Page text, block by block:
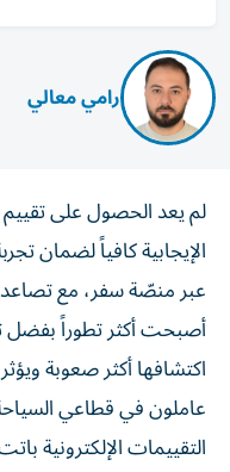
رامي معالي
لم يعد الحصول على
الإيجابية كافياً لضمان
عبر منصّة سفر، مع تصاعد
أصبحت أكثر تطوراً بفضل
اكتشافها أكثر صعوبة
عاملون في قطاعي
التقييمات الإلكترونية